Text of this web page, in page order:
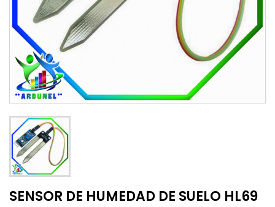
SENSOR DE HUMEDAD DE SUELO HL69